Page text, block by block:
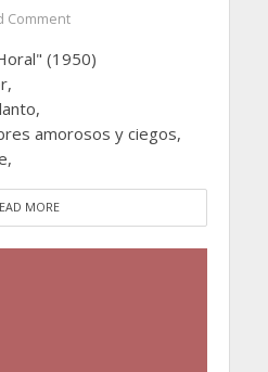
Comment
(1950)
amorosos y ciegos,
MORE